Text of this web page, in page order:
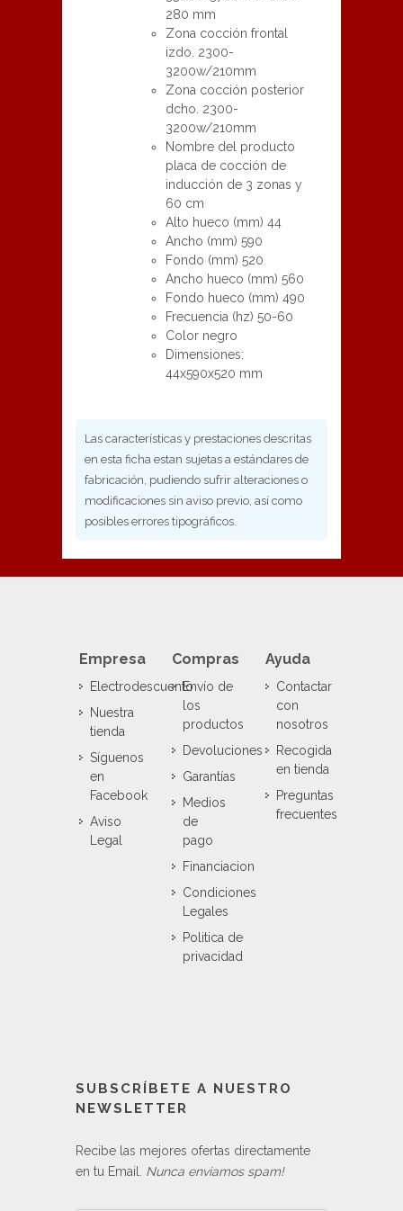
280 mm
Zona cocción frontal
izdo. 2300-
3200w/210mm
Zona cocción posterior
dcho. 2300-
3200w/210mm
Nombre del producto
placa de cocción de
inducción de 3 zonas y
60 cm
Alto hueco (mm) 44
Ancho (mm) 590
Fondo (mm) 520
Ancho hueco (mm) 560
Fondo hueco (mm) 490
Frecuencia (hz) 50-60
Color negro
Dimensiones:
44x590x520 mm
Las características y prestaciones descritas
en esta ficha estan sujetas a estándares de
fabricación, pudiendo sufrir alteraciones o
modificaciones sin aviso previo, así como
posibles errores tipográficos.
Empresa
Electrodescuento
Nuestra
tienda
Síguenos
en
Facebook
Aviso
Legal
Compras
Envío de
los
productos
Devoluciones
Garantías
Medios
de
pago
Financiacion
Condiciones
Legales
Politica de
privacidad
Ayuda
Contactar
con
nosotros
Recogida
en tienda
Preguntas
frecuentes
SUBSCRÍBETE A NUESTRO
NEWSLETTER
Recibe las mejores ofertas directamente
en tu Email. Nunca enviamos spam!